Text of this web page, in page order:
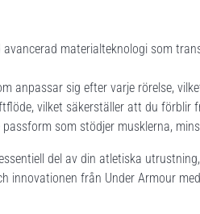
materialteknologi som
anpassar sig efter varje rörelse,
vilket säkerställer att du förblir
passform som stödjer musklerna,
del av din atletiska
från Under Armour med